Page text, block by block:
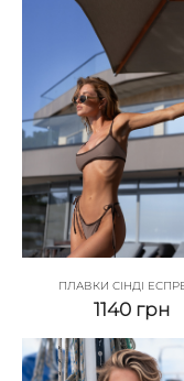
ПЛАВКИ СІНДІ
1140 грн